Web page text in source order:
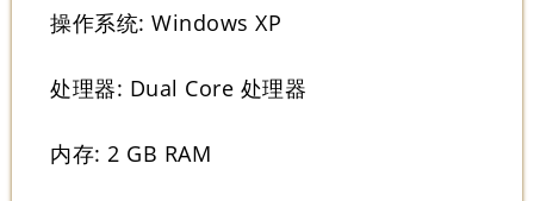
操作系统: Windows XP
处理器: Dual Core 处理器
内存: 2 GB RAM